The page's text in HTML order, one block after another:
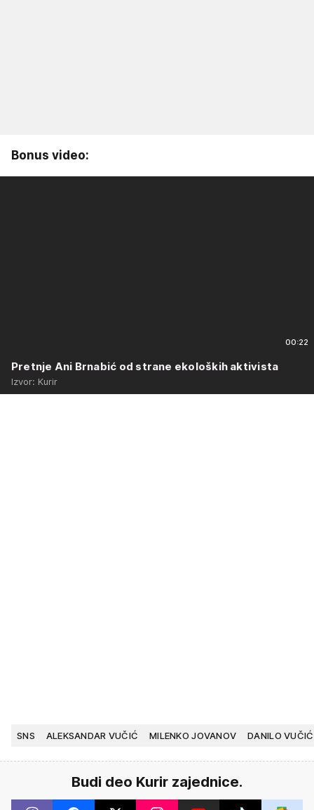
Bonus video:
00:22
Pretnje Ani Brnabić od strane ekoloških aktivista
Izvor: Kurir
SNS ALEKSANDAR VUČIĆ MILENKO JOVANOV DANILO VUČIĆ
Budi deo Kurir zajednice.